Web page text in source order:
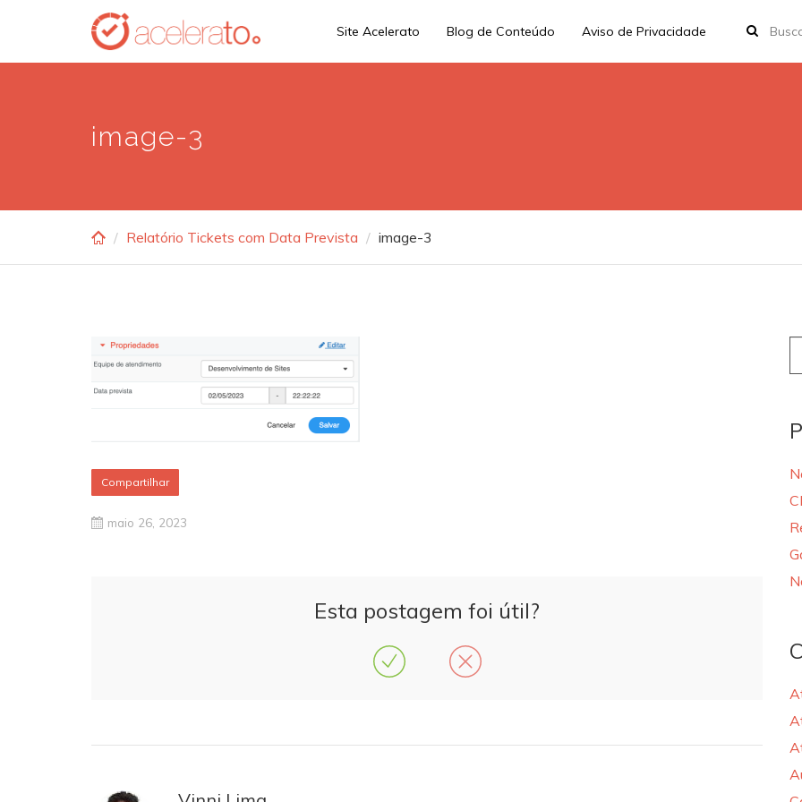
main
Site Acelerato Blog de Conteúdo Aviso de Privacidade
image-3
Relatório Tickets com Data Prevista image-3
Compartilhar
maio 26, 2023
Esta postagem foi útil?